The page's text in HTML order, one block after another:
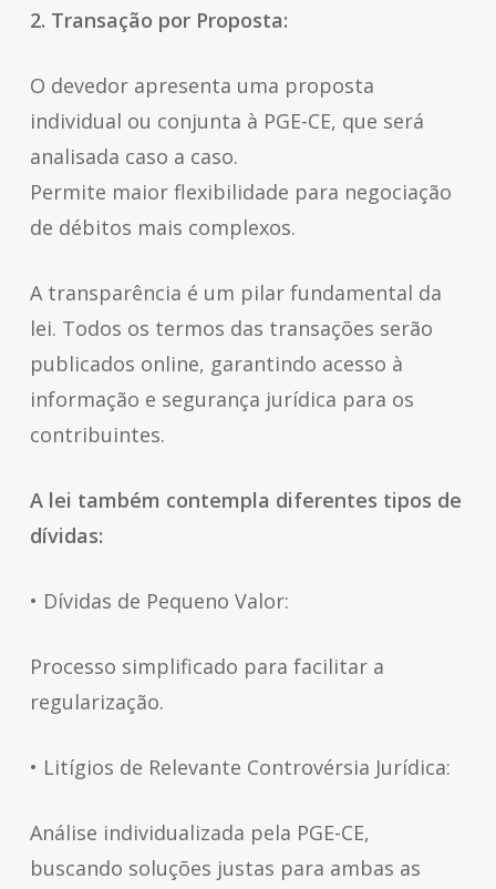
2. Transação por Proposta:
O devedor apresenta uma proposta
individual ou conjunta à PGE-CE, que será
analisada caso a caso.
Permite maior flexibilidade para negociação
de débitos mais complexos.
A transparência é um pilar fundamental da
lei. Todos os termos das transações serão
publicados online, garantindo acesso à
informação e segurança jurídica para os
contribuintes.
A lei também contempla diferentes tipos de
dívidas:
• Dívidas de Pequeno Valor:
Processo simplificado para facilitar a
regularização.
• Litígios de Relevante Controvérsia Jurídica:
Análise individualizada pela PGE-CE,
buscando soluções justas para ambas as